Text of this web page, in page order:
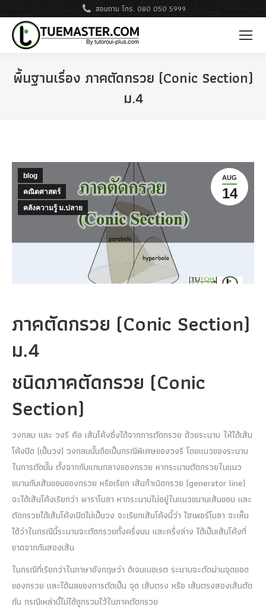
สอบถาม โทร. 080 050 5999
พื้นฐานเรื่อง ภาคตัดกรวย (Conic Section)
ม.4
AUG
14
blog
คณิตศาสตร์
คลังความรู้ ม.ปลาย
ภาคตัดกรวย (Conic Section)
ม.4
ชนิดภาคตัดกรวย (Conic
Section)
วงกลม และ วงรี คือ เส้นโค้งซึ่งได้จากการตัดกรวย ด้วยระนาบ ให้ได้เส้น
โค้งปิด (เป็นวง) วงกลมนั้นถือเป็นกรณีพิเศษของวงรี โดยแนวของระนาบ
ในการตัดนั้น ตั้งฉากกับแกนกลางของกรวย หากระนาบตัดกรวยในแนว
ขนานกับเส้นขอบของกรวย หรือเรียก เส้นกำเนิดกรวย (generator line)
จะได้เส้นโค้งเรียกว่า พาราโบลา หากระนาบไม่อยู่ในแนวขนานเส้นขอบ และ
ตัดกรวยได้เส้นโค้งเปิดไม่เป็นวง จะเรียกเส้นโค้งนี้ว่า ไฮเพอร์โบลา จะเห็น
ได้ว่าในกรณีนี้ระนาบจะตัดกรวยทั้งครึ่งบน และครึ่งล่าง ได้เป็นเส้นโค้งที่
ขาดจากกันสองเส้น
ในกรณีที่เรียกว่าในภาษาอังกฤษว่า ดีเจนเนอเรต ระนาบจะตัดผ่านจุดยอด
ของกรวย และได้ผลของการตัดเป็น จุด เส้นตรง หรือ เส้นตรงสองเส้นตัด
กัน กรณีเหล่านี้ไม่ได้ถูกรวมไว้ในภาคตัดกรวย